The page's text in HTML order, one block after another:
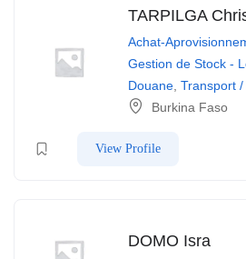
TARPILGA
Achat-
Gestion de Stock -
Douane, Transport
Burkina Faso
View Profile
DOMO Isra